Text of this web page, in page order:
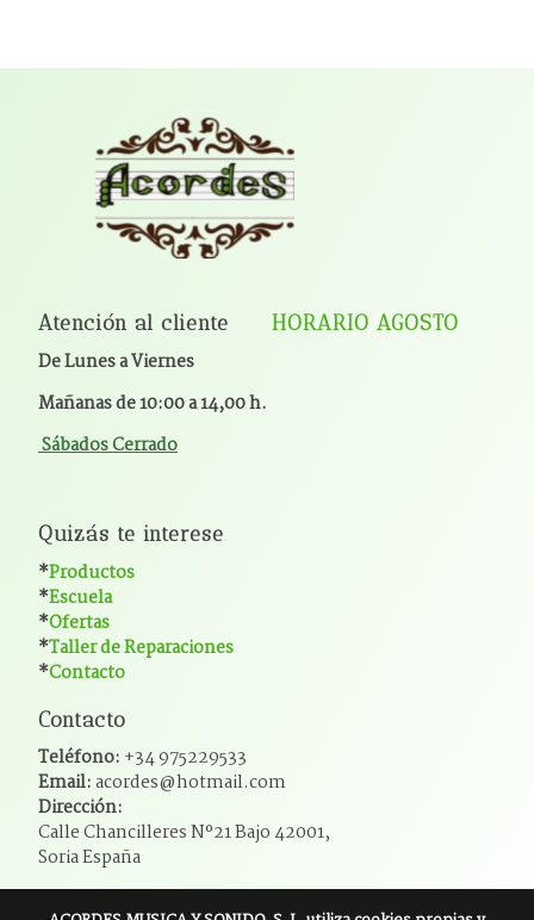
Atención al cliente HORARIO AGOSTO
De Lunes a Viernes
Mañanas de 10:00 a 14,00 h.
Sábados Cerrado
Quizás te interese
*Productos
*Escuela
*Ofertas
*Taller de Reparaciones
*Contacto
Contacto
Teléfono: +34 975229533
Email:acordes@hotmail.com
Dirección:
Calle Chancilleres Nº21 Bajo 42001,
Soria España